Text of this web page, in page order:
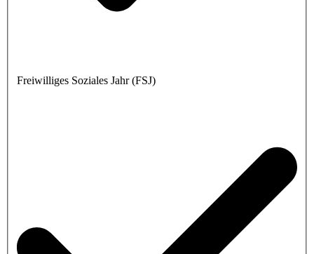
Freiwilliges Soziales Jahr (FSJ)